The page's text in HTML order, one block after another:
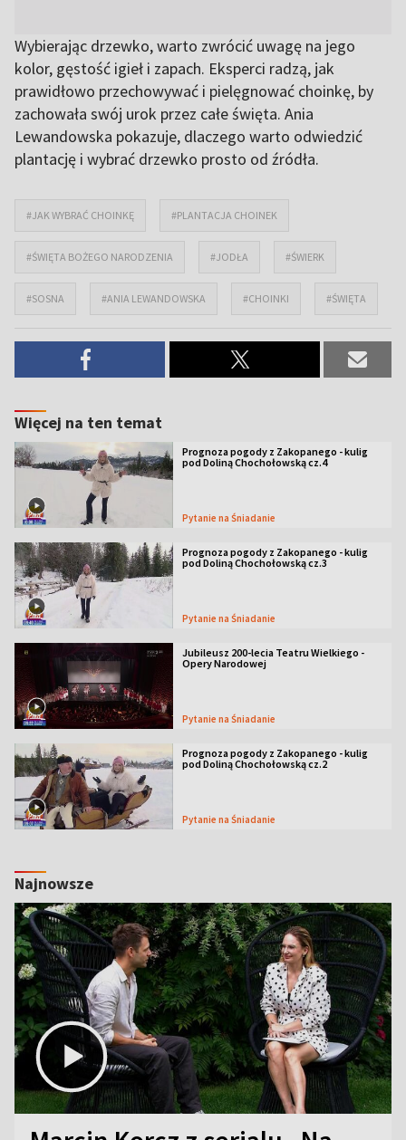
Wybierając drzewko, warto zwrócić uwagę na jego
kolor, gęstość igieł i zapach. Eksperci radzą, jak
prawidłowo przechowywać i pielęgnować choinkę, by
zachowała swój urok przez całe święta. Ania
Lewandowska pokazuje, dlaczego warto odwiedzić
plantację i wybrać drzewko prosto od źródła.
#JAK WYBRAĆ CHOINKĘ #PLANTACJA CHOINEK
#ŚWIĘTA BOŻEGO NARODZENIA #JODŁA #ŚWIERK
#SOSNA #ANIA LEWANDOWSKA #CHOINKI #ŚWIĘTA
Więcej na ten temat
Prognoza pogody z Zakopanego - kulig
pod Doliną Chochołowską cz.4
Pytanie na Śniadanie
Prognoza pogody z Zakopanego - kulig
pod Doliną Chochołowską cz.3
Pytanie na Śniadanie
Jubileusz 200-lecia Teatru Wielkiego -
Opery Narodowej
Pytanie na Śniadanie
Prognoza pogody z Zakopanego - kulig
pod Doliną Chochołowską cz.2
Pytanie na Śniadanie
Najnowsze